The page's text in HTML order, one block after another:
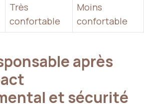
Très
confortable
Moins
confortable
après
et sécurité